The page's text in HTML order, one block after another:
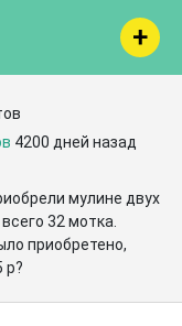
4200 дней назад
мулине двух
32 мотка.
приобретено,
р?